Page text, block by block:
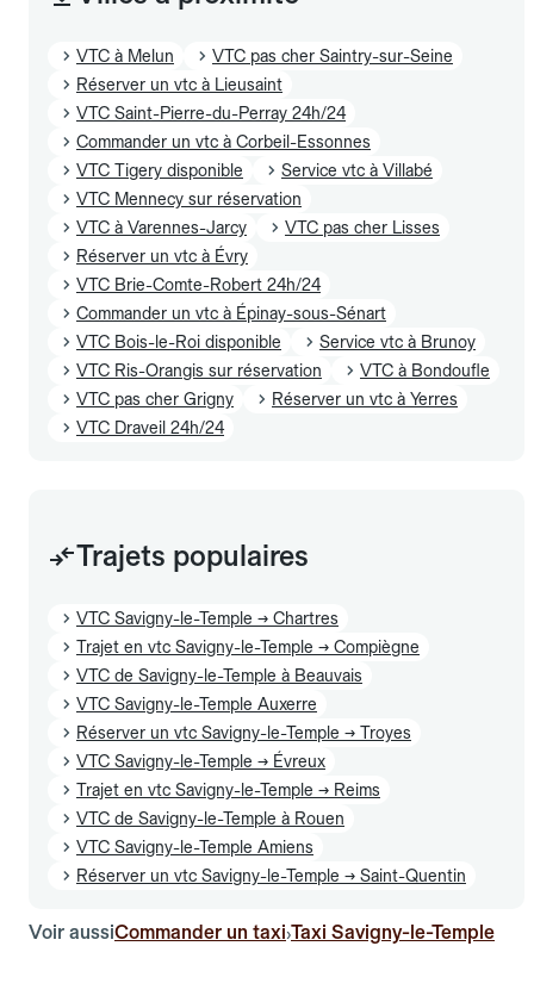
VTC à Melun
VTC pas cher Saintry-sur-Seine
Réserver un vtc à Lieusaint
VTC Saint-Pierre-du-Perray 24h/24
Commander un vtc à Corbeil-Essonnes
VTC Tigery disponible
Service vtc à Villabé
VTC Mennecy sur réservation
VTC à Varennes-Jarcy
VTC pas cher Lisses
Réserver un vtc à Évry
VTC Brie-Comte-Robert 24h/24
Commander un vtc à Épinay-sous-Sénart
VTC Bois-le-Roi disponible
Service vtc à Brunoy
VTC Ris-Orangis sur réservation
VTC à Bondoufle
VTC pas cher Grigny
Réserver un vtc à Yerres
VTC Draveil 24h/24
Trajets populaires
VTC Savigny-le-Temple → Chartres
Trajet en vtc Savigny-le-Temple → Compiègne
VTC de Savigny-le-Temple à Beauvais
VTC Savigny-le-Temple Auxerre
Réserver un vtc Savigny-le-Temple → Troyes
VTC Savigny-le-Temple → Évreux
Trajet en vtc Savigny-le-Temple → Reims
VTC de Savigny-le-Temple à Rouen
VTC Savigny-le-Temple Amiens
Réserver un vtc Savigny-le-Temple → Saint-Quentin
Voir aussiCommander un taxi›Taxi Savigny-le-Temple